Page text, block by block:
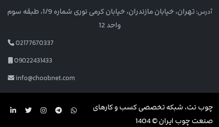
آدرس:
تهران، خیابان مازندران، خیابان کرمی نوری شماره 1/9، طبقه سوم
واحد 12
02177670337
09022431433
info@choobnet.com
چوب نت، شبکه تخصصی کسب و کارهای
صنعت چوب ایران © 1404